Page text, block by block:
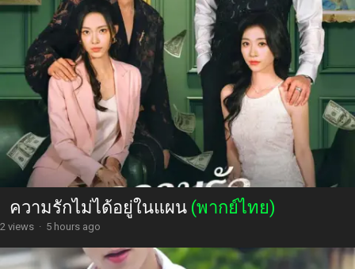
ความรักไม่ได้อยู่ในแผน (พากย์ไทย)
2 views · 5 hours ago